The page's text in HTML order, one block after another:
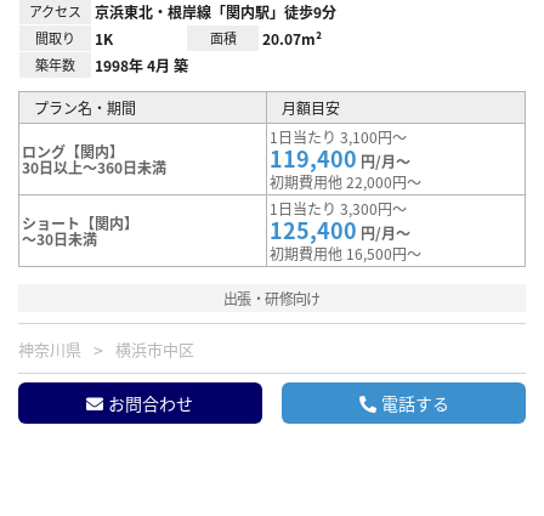
アクセス 京浜東北・根岸線「関内駅」徒歩9分
間取り 1K 面積 20.07m²
築年数 1998年 4月 築
プラン名・期間 月額目安
ロング【関内】
30日以上～360日未満
1日当たり 3,100円～
119,400 円/月～
初期費用他 22,000円～
ショート【関内】
～30日未満
1日当たり 3,300円～
125,400 円/月～
初期費用他 16,500円～
出張・研修向け
神奈川県 横浜市中区
お問合わせ 電話する